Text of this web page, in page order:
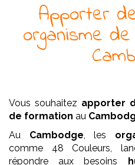
Apporter
organisme
Vous souhaitez apporter
de formation au
Au Cambodge, les
comme 48 Couleurs,
répondre aux besoins